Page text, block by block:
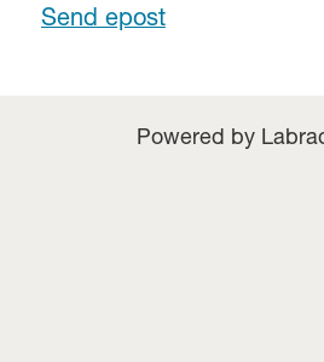
Send epost
Powered by